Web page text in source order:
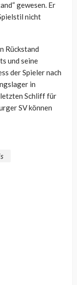
gewesen. Er
nicht
Rückstand
und seine
der Spieler nach
in
Schliff für
SV können